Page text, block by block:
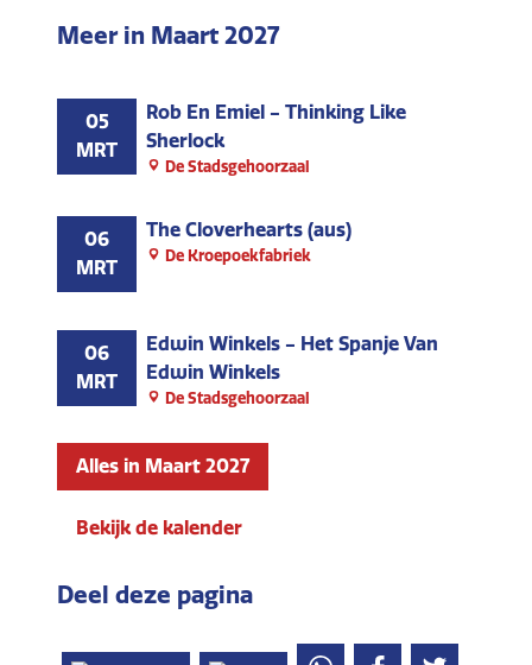
Meer in Maart 2027
05
MRT
Rob En Emiel - Thinking Like
Sherlock
De Stadsgehoorzaal
06
MRT
The Cloverhearts (aus)
De Kroepoekfabriek
06
MRT
Edwin Winkels - Het Spanje Van
Edwin Winkels
De Stadsgehoorzaal
Alles in Maart 2027
Bekijk de kalender
Deel deze pagina